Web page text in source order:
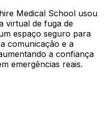
Medical School usou
virtual de fuga de
espaço seguro para
comunicação e a
a confiança
emergências reais.